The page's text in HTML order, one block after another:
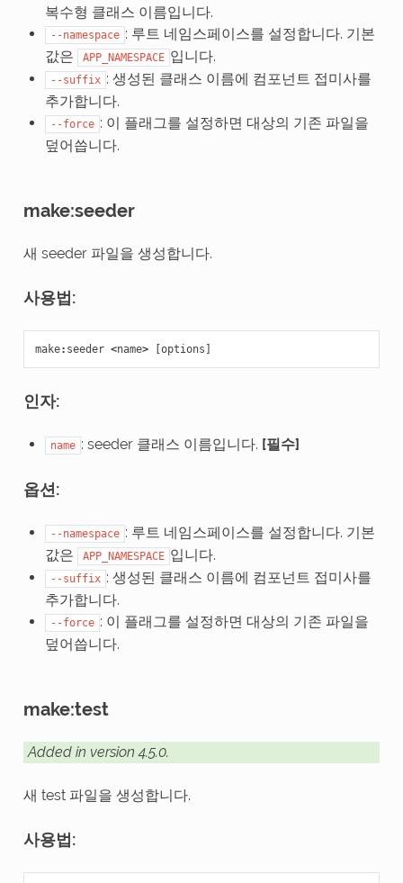
복수형 클래스 이름입니다.
--namespace : 루트 네임스페이스를 설정합니다. 기본
값은
APP_NAMESPACE 입니다.
--suffix : 생성된 클래스 이름에 컴포넌트 접미사를
추가합니다.
--force : 이 플래그를 설정하면 대상의 기존 파일을
덮어씁니다.
make:seeder
새 seeder 파일을 생성합니다.
사용법:
make: seeder <name> [options ]
인자:
name : seeder 클래스 이름입니다. [필수]
옵션:
--namespace : 루트 네임스페이스를 설정합니다. 기본
값은
APP_NAMESPACE 입니다.
--suffix : 생성된 클래스 이름에 컴포넌트 접미사를
추가합니다.
--force : 이 플래그를 설정하면 대상의 기존 파일을
덮어씁니다.
make:test
Added in version 4.5.0.
새 test 파일을 생성합니다.
사용법: